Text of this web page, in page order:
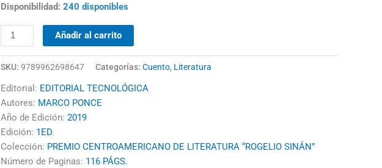
Disponibilidad: 240 disponibles
Añadir al carrito
SKU: 9789962698647 Categorías: Cuento, Literatura
Editorial: EDITORIAL TECNOLÓGICA
Autores: MARCO PONCE
Año de Edición: 2019
Edición: 1ED.
Colección: PREMIO CENTROAMERICANO DE LITERATURA “ROGELIO SINÁN”
Número de Paginas: 116 PÁGS.